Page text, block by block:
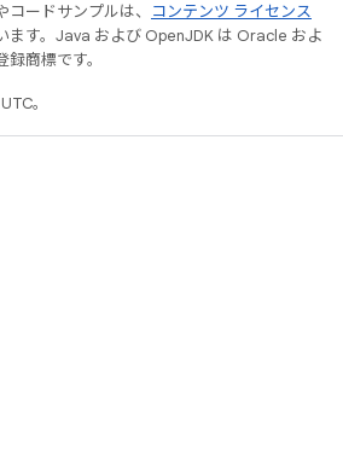
ードサンプルは、
コンテンツ ライセンス
ます。Java および OpenJDK は Oracle およ
商標です。
。